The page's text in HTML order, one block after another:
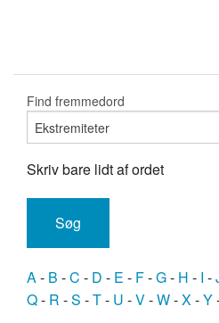
Find fremmedord
Skriv bare lidt af ordet
A- B -C - D - E - F-G- H - I -
Q- R -S -T- U -V-W-X-Y